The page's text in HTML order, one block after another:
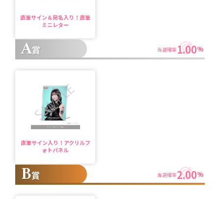
直筆サイン＆宛名入り！直筆
ミニレター
A賞 当選確率 1.00%
直筆サイン入り！アクリルフ
ォトパネル
B賞 当選確率2.00%